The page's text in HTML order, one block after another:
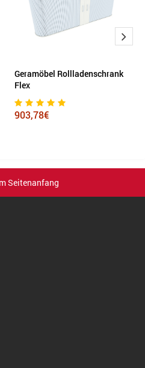
Geramöbel Rollladenschrank
Flex
903,78€
Seitenanfang